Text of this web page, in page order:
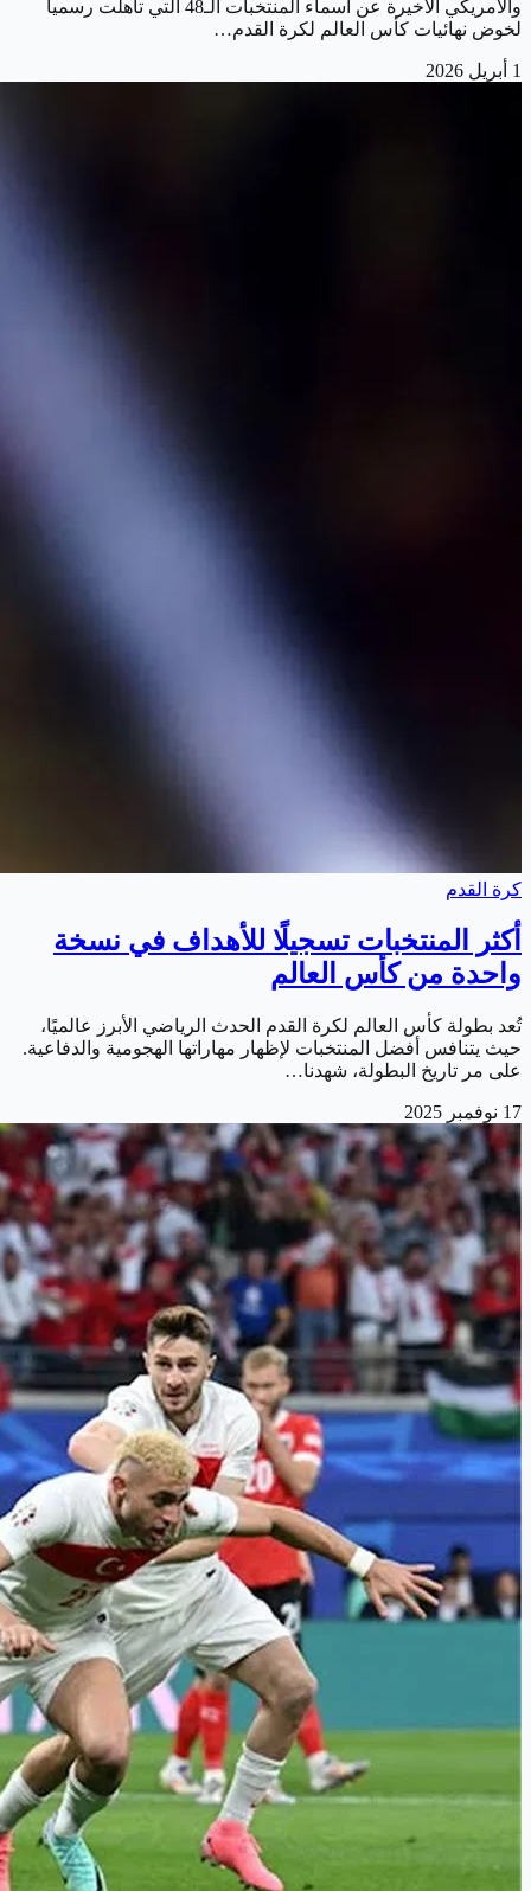
والأمريكي الأخيرة عن أسماء المنتخبات الـ48 التي تأهلت رسمياً
لخوض نهائيات كأس العالم لكرة القدم…
1 أبريل 2026
كرة القدم
أكثر المنتخبات تسجيلًا للأهداف في نسخة
واحدة من كأس العالم
تُعد بطولة كأس العالم لكرة القدم الحدث الرياضي الأبرز عالميًا،
حيث يتنافس أفضل المنتخبات لإظهار مهاراتها الهجومية والدفاعية.
على مر تاريخ البطولة، شهدنا…
17 نوفمبر 2025